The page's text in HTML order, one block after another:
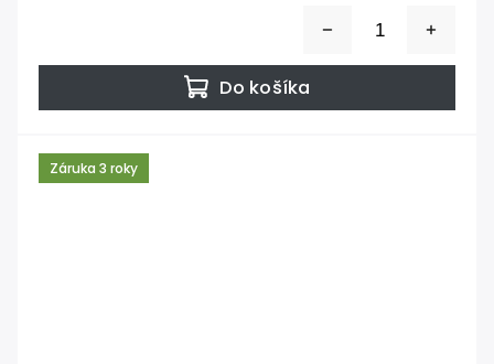
Do košíka
Záruka 3 roky